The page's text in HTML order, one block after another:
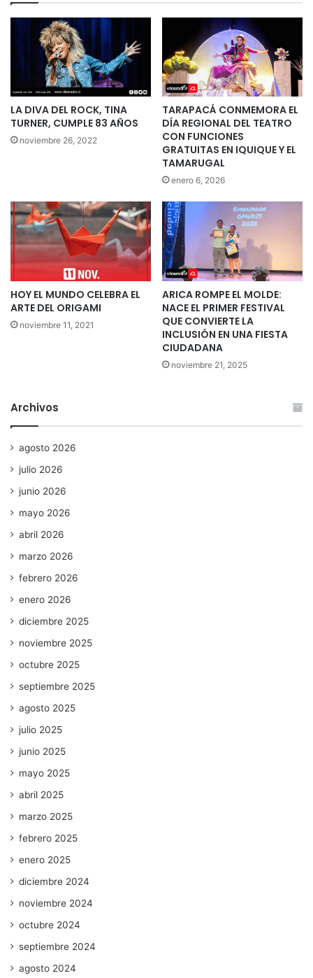
LA DIVA DEL ROCK, TINA
TURNER, CUMPLE 83 AÑOS
noviembre 26, 2022
TARAPACÁ CONMEMORA EL
DÍA REGIONAL DEL TEATRO
CON FUNCIONES
GRATUITAS EN IQUIQUE Y EL
TAMARUGAL
enero 6, 2026
HOY EL MUNDO CELEBRA EL
ARTE DEL ORIGAMI
noviembre 11, 2021
ARICA ROMPE EL MOLDE:
NACE EL PRIMER FESTIVAL
QUE CONVIERTE LA
INCLUSIÓN EN UNA FIESTA
CIUDADANA
noviembre 21, 2025
Archivos
agosto 2026
julio 2026
junio 2026
mayo 2026
abril 2026
marzo 2026
febrero 2026
enero 2026
diciembre 2025
noviembre 2025
octubre 2025
septiembre 2025
agosto 2025
julio 2025
junio 2025
mayo 2025
abril 2025
marzo 2025
febrero 2025
enero 2025
diciembre 2024
noviembre 2024
octubre 2024
septiembre 2024
agosto 2024